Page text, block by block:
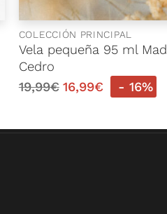
COLECCIÓN PRINCIPAL
Vela pequeña 95 ml
Cedro
19,99€ 16,99€ - 16%